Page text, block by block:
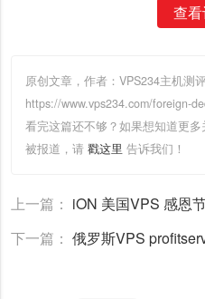
查
原创文章，作者：VPS234主机测
https://www.vps234.com/foreign-
看完这篇还不够？如果想知道更
被报道，请 戳这里 告诉我们！
上一篇： iON 美国VPS 感恩
下一篇： 俄罗斯VPS